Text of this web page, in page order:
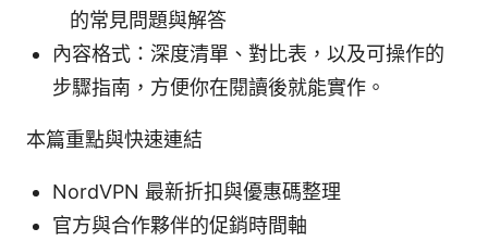
的常見問題與解答
內容格式：深度清單、對比表，以及可操作的
步驟指南，方便你在閱讀後就能實作。
本篇重點與快速連結
NordVPN 最新折扣與優惠碼整理
官方與合作夥伴的促銷時間軸